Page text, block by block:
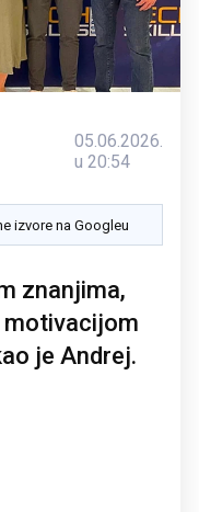
05.06.2026.
u 20:54
izvore na Googleu
znanjima,
je Andrej.